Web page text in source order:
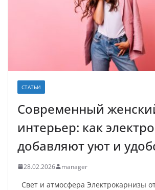
СТАТЬИ
Современный
интерьер: как
добавляют уют и
28.02.2026 manager
Свет и атмосфера Электрокарнизы